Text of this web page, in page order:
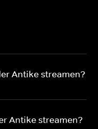
Antike streamen?
Antike streamen?